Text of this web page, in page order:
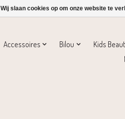
Accessoires Bilou Kids
Wij slaan cookies op om onze website te